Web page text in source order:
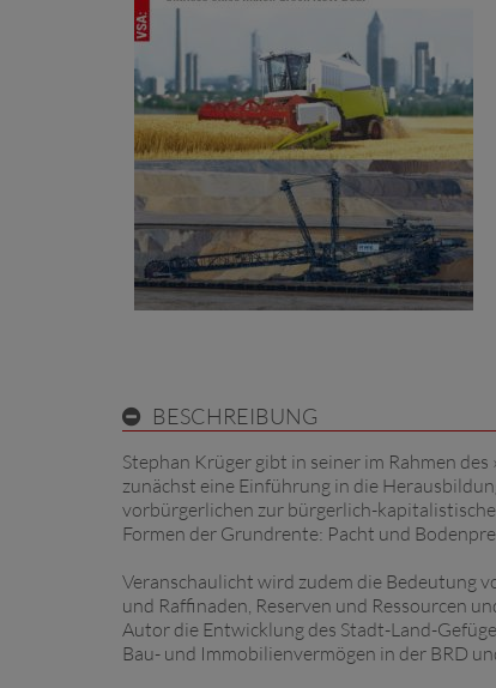
BESCHREIBUNG
Stephan Krüger gibt in seiner im Rahmen
zunächst eine Einführung in die
vorbürgerlichen zur bürgerlich-
Formen der Grundrente: Pacht und
Veranschaulicht wird zudem die Bedeutung
und Raffinaden, Reserven und Ressourcen
Autor die Entwicklung des Stadt-Land-
Bau- und Immobilienvermögen in der BRD